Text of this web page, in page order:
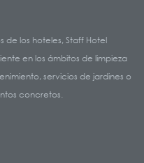
de los hoteles, Staff Hotel
en los ámbitos de limpieza
servicios de jardines o
concretos.